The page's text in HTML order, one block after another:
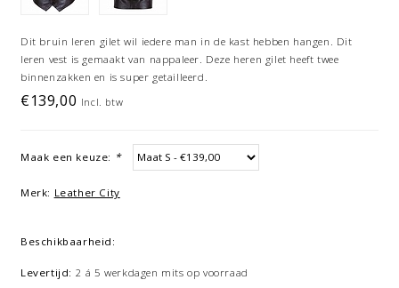
Dit bruin leren gilet wil iedere man in de kast hebben hangen. Dit
leren vest is gemaakt van nappaleer. Deze heren gilet heeft twee
binnenzakken en is super getailleerd.
€139,00 Incl. btw
Maak een keuze: *
Merk: Leather City
Beschikbaarheid:
Levertijd: 2 á 5 werkdagen mits op voorraad